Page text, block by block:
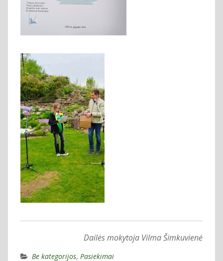
Dailės mokytoja Vilma Šimkuvienė
Be kategorijos, Pasiekimai